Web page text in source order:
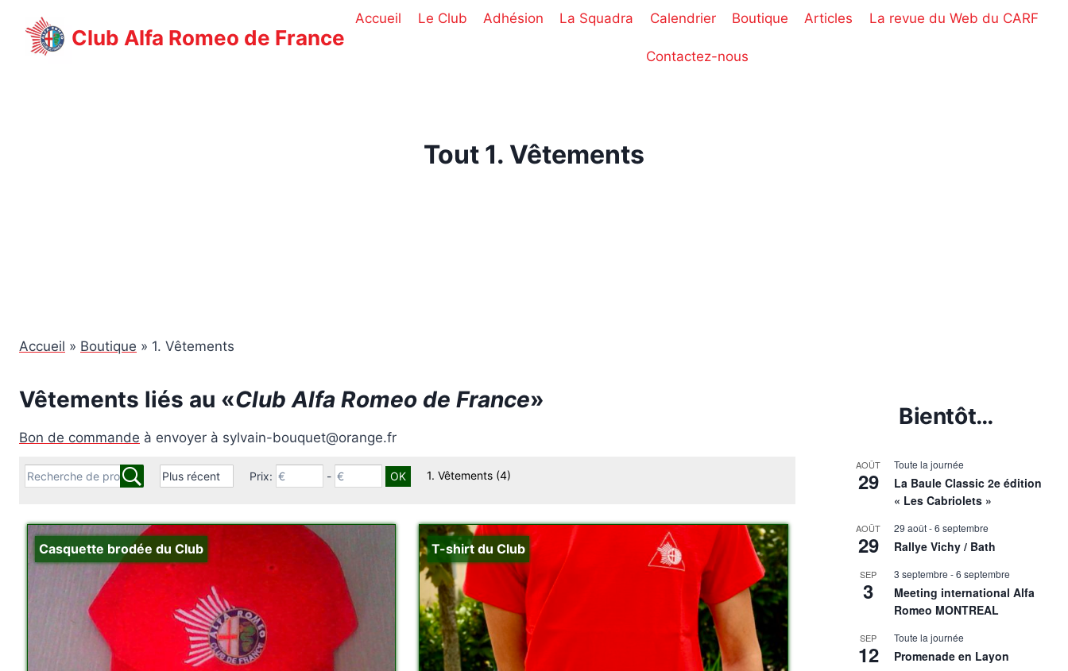
contenu
Club Alfa Romeo de France
Accueil Le Club Adhésion La Squadra Calendrier Boutique Articles La revue du Web du CARF
Contactez-nous
Tout 1. Vêtements
Accueil » Boutique » 1. Vêtements
Vêtements liés au «Club Alfa Romeo de France»
Bon de commande à envoyer à sylvain-bouquet@orange.fr
Prix: - 1. Vêtements (4)
Casquette brodée du Club T-shirt du Club
Bientôt…
AOÛT
29
Toute la journée
La Baule Classic 2e édition
« Les Cabriolets »
AOÛT
29
29 août-6 septembre
Rallye Vichy / Bath
SEP
3
3 septembre -6 septembre
Meeting international Alfa
Romeo MONTREAL
SEP
12
Toute la journée
Promenade en Layon